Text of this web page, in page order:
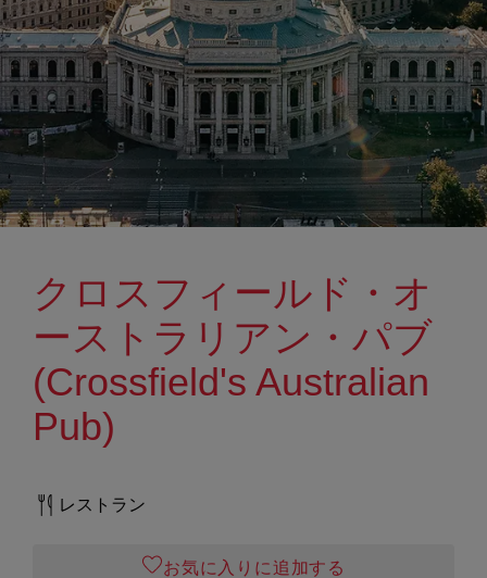
クロスフィールド・オ
ーストラリアン・パブ
(Crossfield's Australian
Pub)
レストラン
お気に入りに追加する